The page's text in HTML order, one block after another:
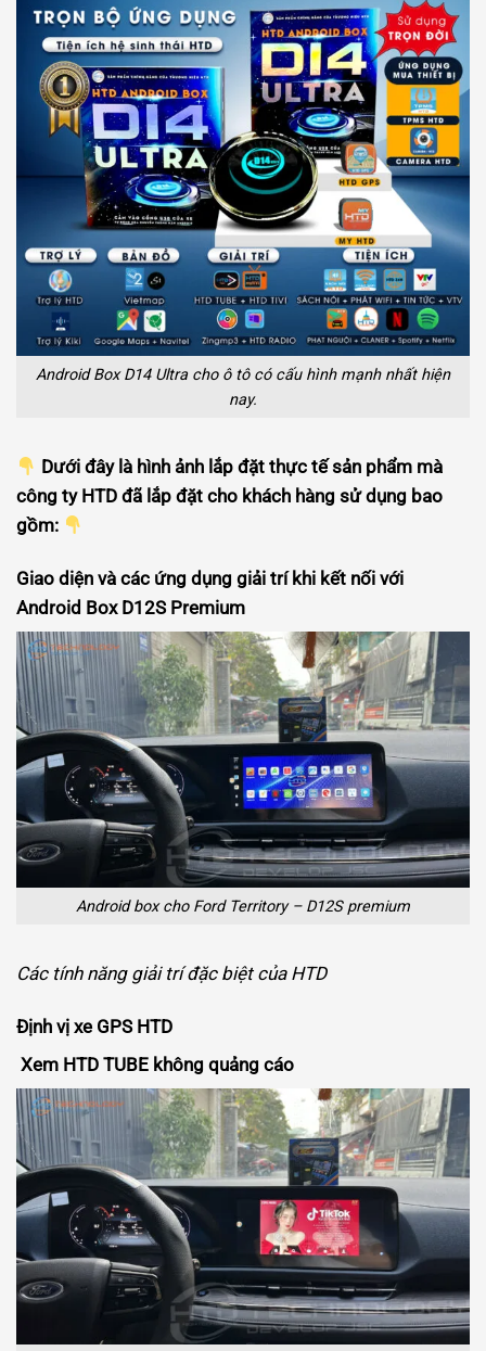
Android Box D14 Ultra cho ô tô có cấu hình mạnh nhất hiện
nay.
Dưới đây là hình ảnh lắp đặt thực tế sản phẩm mà
công ty HTD đã lắp đặt cho khách hàng sử dụng bao
gồm:
Giao diện và các ứng dụng giải trí khi kết nối với
Android Box D12S Premium
Android box cho Ford Territory – D12S premium
Các tính năng giải trí đặc biệt của HTD
Định vị xe GPS HTD
Xem HTD TUBE không quảng cáo